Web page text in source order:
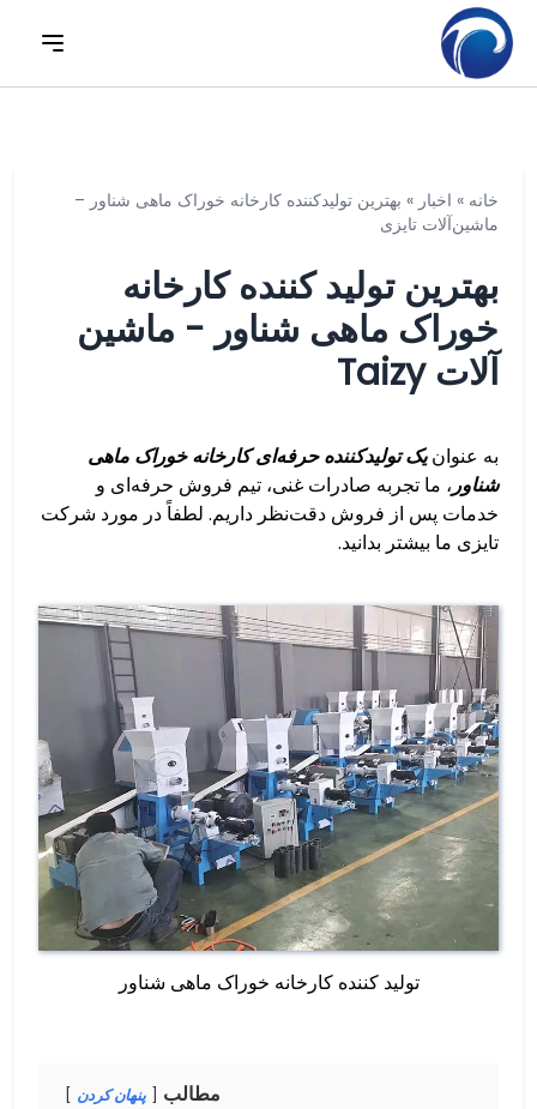
خانه » اخبار » بهترین تولیدکننده کارخانه خوراک ماهی شناور –
ماشین‌آلات تایزی
بهترین تولید کننده کارخانه
خوراک ماهی شناور - ماشین
آلات Taizy
به عنوانیک تولیدکننده حرفه‌ای کارخانه خوراک ماهی
شناور، ما تجربه صادرات غنی، تیم فروش حرفه‌ای و
خدمات پس از فروش دقت‌نظر داریم. لطفاً در مورد شرکت
تایزی ما بیشتر بدانید.
تولید کننده کارخانه خوراک ماهی شناور
مطالب پنهان کردن